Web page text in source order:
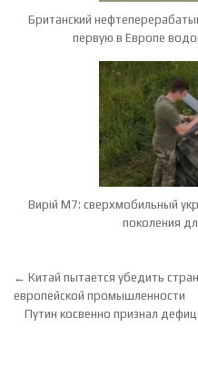
Британский
первую в Европе
Вирій М7: сверхмобильный
поколения
Навигация по
← Китай пытается убедить
европейской промышленности
Путин косвенно признал